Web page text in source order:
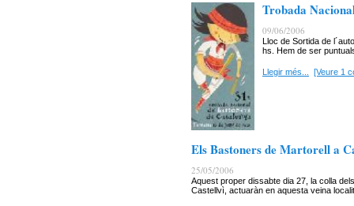
Trobada
09/06/2006
Lloc de Sortida de
hs. Hem de ser
Llegir més... [Veure 1
Els Bastoners de Martorell a
25/05/2006
Aquest proper dissabte dia 27, la colla
Castellvì, actuaràn en aquesta veina